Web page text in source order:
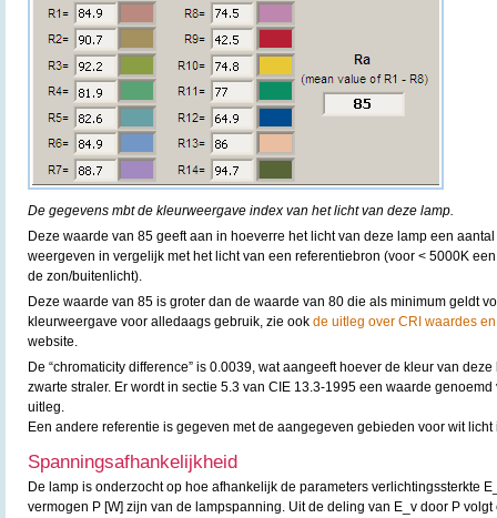
De gegevens mbt de kleurweergave index van het licht van deze lamp.
Deze waarde van 85 geeft aan in hoeverre het licht van deze lamp een
weergeven in vergelijk met het licht van een referentiebron (voor < 5000K
de zon/buitenlicht).
Deze waarde van 85 is groter dan de waarde van 80 die als minimum geldt
kleurweergave voor alledaags gebruik, zie ook de uitleg over CRI waardes
website.
De “chromaticity difference” is 0.0039, wat aangeeft hoever de kleur van
zwarte straler. Er wordt in sectie 5.3 van CIE 13.3-1995 een waarde
uitleg.
Een andere referentie is gegeven met de aangegeven gebieden voor wit
Spanningsafhankelijkheid
De lamp is onderzocht op hoe afhankelijk de parameters verlichtingssterkte
vermogen P [W] zijn van de lampspanning. Uit de deling van E_v door P